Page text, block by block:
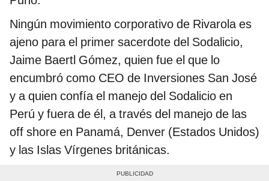
Ningún movimiento corporativo de Rivarola es
ajeno para el primer sacerdote del Sodalicio,
Jaime Baertl Gómez, quien fue el que lo
encumbró como CEO de Inversiones San José
y a quien confía el manejo del Sodalicio en
Perú y fuera de él, a través del manejo de las
off shore en Panamá, Denver (Estados Unidos)
y las Islas Vírgenes británicas.